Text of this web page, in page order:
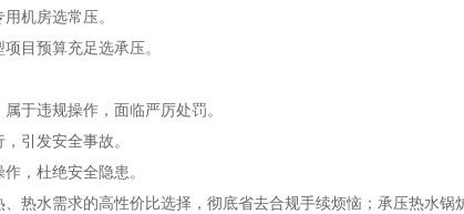
机房选常压。
目预算充足选承压。
于违规操作，面临严厉处罚。
引发安全事故。
，杜绝安全隐患。
、热水需求的高性价比选择，彻底省去合规手续烦恼；承压热水锅